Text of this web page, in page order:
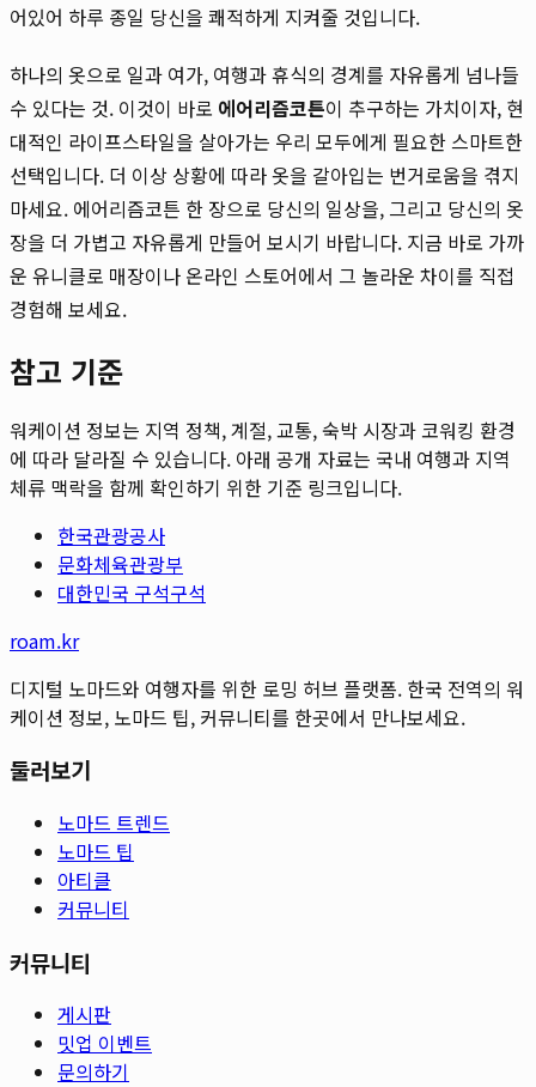
어있어 하루 종일 당신을 쾌적하게 지켜줄 것입니다.
하나의 옷으로 일과 여가, 여행과 휴식의 경계를 자유롭게 넘나들
수 있다는 것. 이것이 바로 에어리즘코튼이 추구하는 가치이자, 현
대적인 라이프스타일을 살아가는 우리 모두에게 필요한 스마트한
선택입니다. 더 이상 상황에 따라 옷을 갈아입는 번거로움을 겪지
마세요. 에어리즘코튼 한 장으로 당신의 일상을, 그리고 당신의 옷
장을 더 가볍고 자유롭게 만들어 보시기 바랍니다. 지금 바로 가까
운 유니클로 매장이나 온라인 스토어에서 그 놀라운 차이를 직접
경험해 보세요.
참고 기준
워케이션 정보는 지역 정책, 계절, 교통, 숙박 시장과 코워킹 환경
에 따라 달라질 수 있습니다. 아래 공개 자료는 국내 여행과 지역
체류 맥락을 함께 확인하기 위한 기준 링크입니다.
한국관광공사
문화체육관광부
대한민국 구석구석
roam.kr
디지털 노마드와 여행자를 위한 로밍 허브 플랫폼. 한국 전역의 워
케이션 정보, 노마드 팁, 커뮤니티를 한곳에서 만나보세요.
둘러보기
노마드 트렌드
노마드 팁
아티클
커뮤니티
커뮤니티
게시판
밋업 이벤트
문의하기